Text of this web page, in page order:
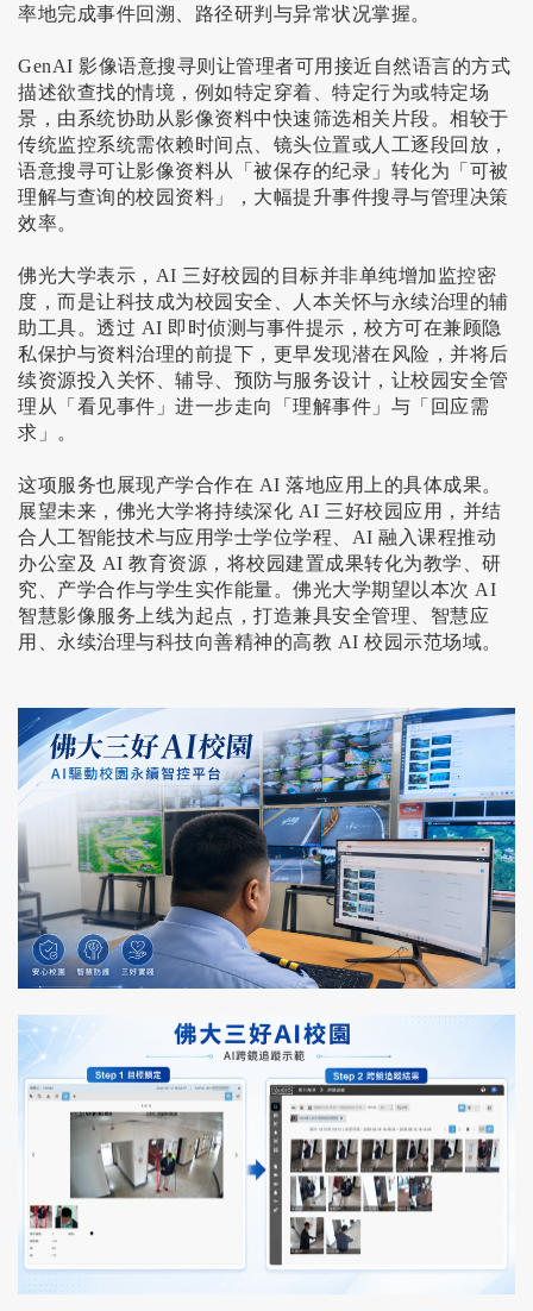
率地完成事件回溯、路径研判与异常状况掌握。
GenAI 影像语意搜寻则让管理者可用接近自然语言的方式
描述欲查找的情境，例如特定穿着、特定行为或特定场
景，由系统协助从影像资料中快速筛选相关片段。相较于
传统监控系统需依赖时间点、镜头位置或人工逐段回放，
语意搜寻可让影像资料从「被保存的纪录」转化为「可被
理解与查询的校园资料」，大幅提升事件搜寻与管理决策
效率。
佛光大学表示， AI 三好校园的目标并非单纯增加监控密
度，而是让科技成为校园安全、人本关怀与永续治理的辅
助工具。透过 AI 即时侦测与事件提示，校方可在兼顾隐
私保护与资料治理的前提下，更早发现潜在风险，并将后
续资源投入关怀、辅导、预防与服务设计，让校园安全管
理从「看见事件」进一步走向「理解事件」与「回应需
求」。
这项服务也展现产学合作在 AI 落地应用上的具体成果。
展望未来，佛光大学将持续深化 AI 三好校园应用，并结
合人工智能技术与应用学士学位学程、 AI 融入课程推动
办公室及 AI 教育资源，将校园建置成果转化为教学、研
究、产学合作与学生实作能量。佛光大学期望以本次 AI
智慧影像服务上线为起点，打造兼具安全管理、智慧应
用、永续治理与科技向善精神的高教 AI 校园示范场域。